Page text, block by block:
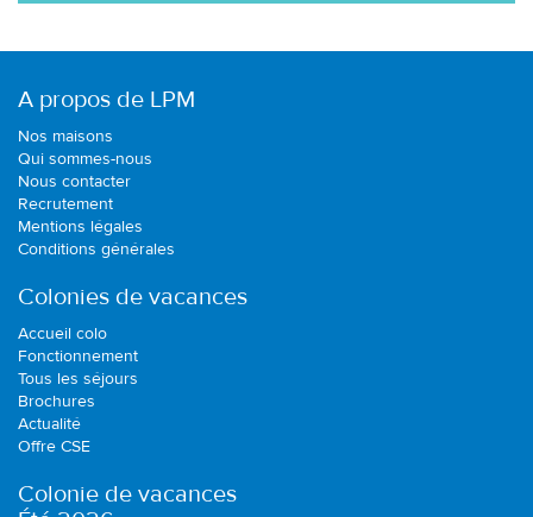
A propos de LPM
Nos maisons
Qui sommes-nous
Nous contacter
Recrutement
Mentions légales
Conditions générales
Colonies de vacances
Accueil colo
Fonctionnement
Tous les séjours
Brochures
Actualité
Offre CSE
Colonie de vacances